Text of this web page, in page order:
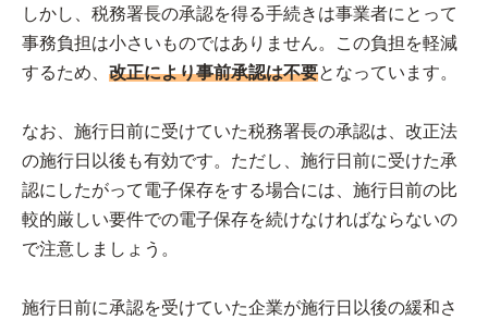
しかし、税務署長の承認を得る手続きは事業者にとって
事務負担は小さいものではありません。この負担を軽減
するため、 改正により事前承認は不要となっています。
なお、施行日前に受けていた税務署長の承認は、改正法
の施⾏日以後も有効です。ただし、施行日前に受けた承
認にしたがって電子保存をする場合には、施行日前の比
較的厳しい要件での電子保存を続けなければならないの
で注意しましょう。
施⾏日前に承認を受けていた企業が施⾏日以後の緩和さ